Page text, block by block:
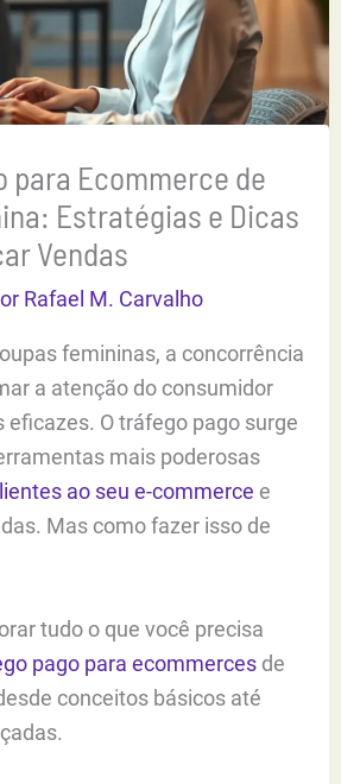
para Ecommerce de
Estratégias e Dicas
Vendas
Rafael M. Carvalho
femininas, a concorrência
a atenção do consumidor
eficazes. O tráfego pago surge
mais poderosas
ao seu e-commerce e
Mas como fazer isso de
tudo o que você precisa
pago para ecommerces de
conceitos básicos até